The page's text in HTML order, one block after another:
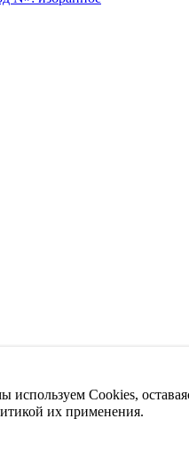
используем Cookies,
их применения.